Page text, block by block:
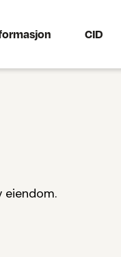
CID